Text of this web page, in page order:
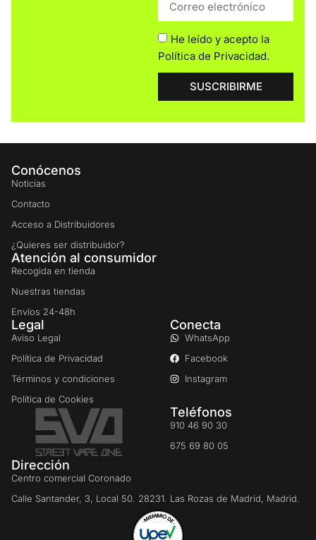
He leído y acepto la
Política de Privacidad.
SUSCRIBIRME
Conócenos
Noticias
Contacto
Acceso a Distribuidores
¿Quieres ser distribuidor?
Atención al consumidor
Recogida en tienda
Nuestras tiendas
Envíos 24-48h
Legal
Aviso Legal
Política de Privacidad
Términos y condiciones
Política de Cookies
Conecta
WhatsApp
Facebook
Instagram
Teléfonos
910 46 90 30
675 69 80 05
Dirección
Centro comercial Coronado
Calle Santander, 3, Local 50. 28231. Las Rozas de Madrid, Madrid.